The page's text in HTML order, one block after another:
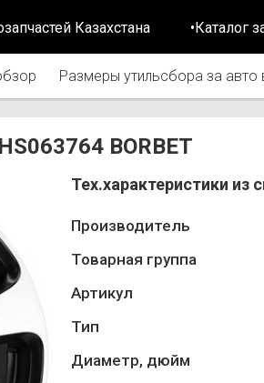
Казахстана •Каталог
Размеры утильсбора за авто
BORBET
Тех.характеристики из
Производитель
Товарная группа
Артикул
Тип
Диаметр, дюйм